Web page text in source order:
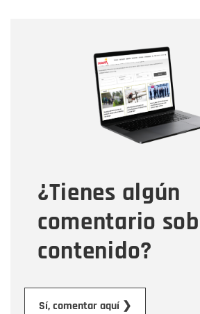
¿Tienes algún
comentario
contenido?
Sí, comentar aquí ❯
Correo electrónico
Tipo de comentario
Mensaje